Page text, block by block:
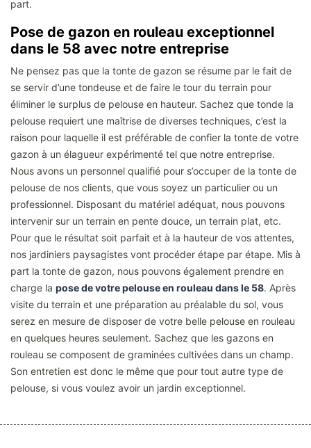
part.
Pose de gazon en rouleau exceptionnel
dans le 58 avec notre entreprise
Ne pensez pas que la tonte de gazon se résume par le fait de
se servir d’une tondeuse et de faire le tour du terrain pour
éliminer le surplus de pelouse en hauteur. Sachez que tonde la
pelouse requiert une maîtrise de diverses techniques, c’est la
raison pour laquelle il est préférable de confier la tonte de votre
gazon à un élagueur expérimenté tel que notre entreprise.
Nous avons un personnel qualifié pour s’occuper de la tonte de
pelouse de nos clients, que vous soyez un particulier ou un
professionnel. Disposant du matériel adéquat, nous pouvons
intervenir sur un terrain en pente douce, un terrain plat, etc.
Pour que le résultat soit parfait et à la hauteur de vos attentes,
nos jardiniers paysagistes vont procéder étape par étape. Mis à
part la tonte de gazon, nous pouvons également prendre en
charge la pose de votre pelouse en rouleau dans le 58. Après
visite du terrain et une préparation au préalable du sol, vous
serez en mesure de disposer de votre belle pelouse en rouleau
en quelques heures seulement. Sachez que les gazons en
rouleau se composent de graminées cultivées dans un champ.
Son entretien est donc le même que pour tout autre type de
pelouse, si vous voulez avoir un jardin exceptionnel.